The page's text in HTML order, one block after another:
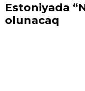
Estoniyada
olunacaq